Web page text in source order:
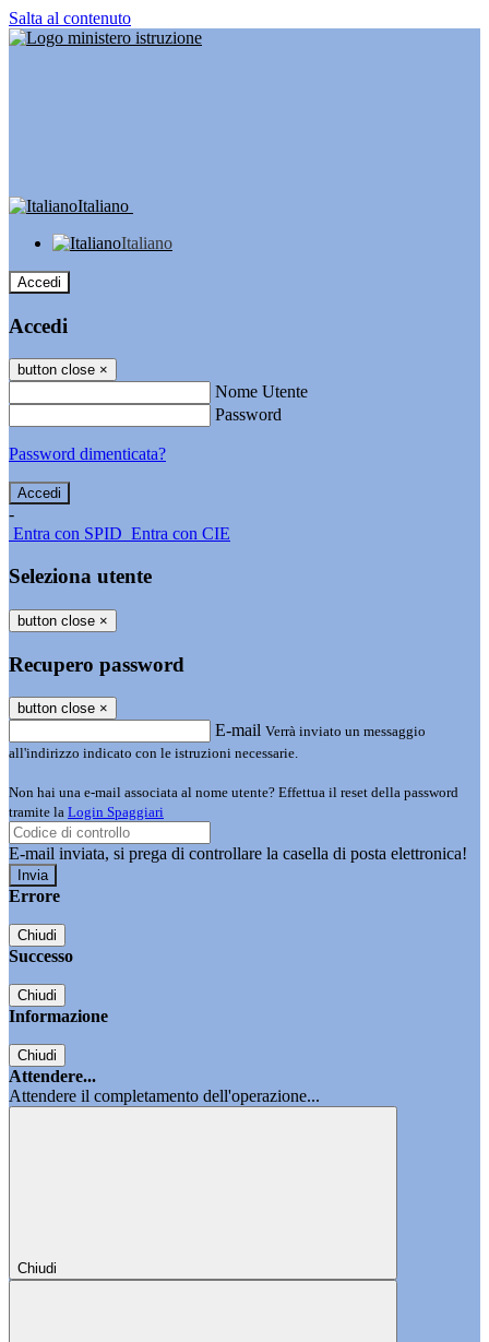
Salta al contenuto
Italiano
Italiano
Accedi
Accedi
button close ×
Nome Utente
Password
Password dimenticata?
-
Entra con SPID Entra con CIE
Seleziona utente
button close ×
Recupero password
button close ×
E-mail Verrà inviato un messaggio
all'indirizzo indicato con le istruzioni necessarie.
Non hai una e-mail associata al nome utente? Effettua il reset della password
tramite la Login Spaggiari
E-mail inviata, si prega di controllare la casella di posta elettronica!
Errore
Chiudi
Successo
Chiudi
Informazione
Chiudi
Attendere...
Attendere il completamento dell'operazione...
Chiudi